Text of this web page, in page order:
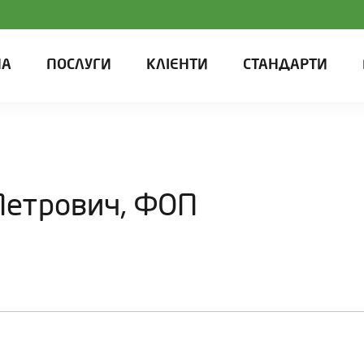
ПОСЛУГИ КЛІЄНТИ СТАНДАРТИ
ФОП